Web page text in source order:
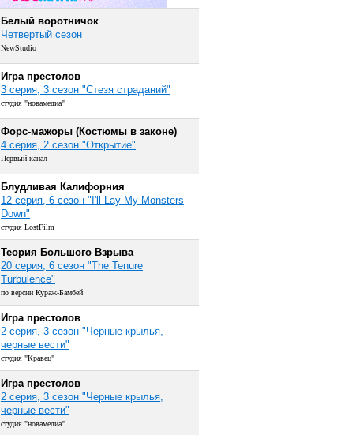
Белый воротничок
Четвертый сезон
NewStudio
Игра престолов
3 серия, 3 сезон "Стезя страданий"
студия "новамедиа"
Форс-мажоры (Костюмы в законе)
4 серия, 2 сезон "Открытие"
Первый канал
Блудливая Калифорния
12 серия, 6 сезон "I'll Lay My Monsters
Down"
студия LostFilm
Теория Большого Взрыва
20 серия, 6 сезон "The Tenure
Turbulence"
по версии Кураж-Бамбей
Игра престолов
2 серия, 3 сезон "Черные крылья,
черные вести"
студия "Кравец"
Игра престолов
2 серия, 3 сезон "Черные крылья,
черные вести"
студия "новамедиа"